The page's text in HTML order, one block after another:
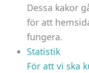
Dessa kakor
för att
fungera.
Statistik
För att vi ska